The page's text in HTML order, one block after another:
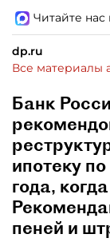
Читайте
dp.ru
Все материалы
Банк
ипотеку
года,
пеней и